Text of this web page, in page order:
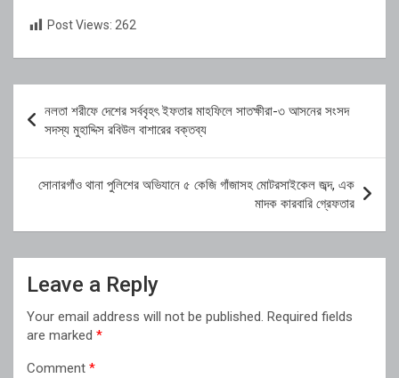
Post Views: 262
navigation
নলতা শরীফে দেশের সর্ববৃহৎ ইফতার মাহফিলে সাতক্ষীরা-৩ আসনের সংসদ
সদস্য মুহাদ্দিস রবিউল বাশারের বক্তব্য
সোনারগাঁও থানা পুলিশের অভিযানে ৫ কেজি গাঁজাসহ মোটরসাইকেল জব্দ, এক
মাদক কারবারি গ্রেফতার
Leave a Reply
Your email address will not be published. Required fields
are marked *
Comment *